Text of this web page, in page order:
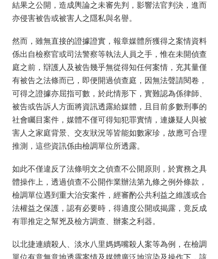
結果之公開，造成輿論之未審先判，影響法官判決，進而
亦侵害被告或被害人之隱私與名譽。
然而，雖無直接的證據證實，報章媒體所獲得之案情資料
係出自檢察官或司法警察等執法人員之手，惟在未開偵查
庭之前，辯護人及被告幾乎無從得知任何案情，充其量僅
有被告之法條而已，即便開過偵查庭，因無法聲請閱卷，
可得之證據亦屈指可數，於此情形下，實難認為係律師、
被告或告訴人方面將資訊透露給媒體，且目前多數刑事的
社會矚目案件，媒體不僅可得知犯罪實情，連嫌疑人與被
害人之家庭背景、交友狀況等皆能如數家珍，故應可合理
推測，這些資訊係由檢調單位所透露。
如此不僅違反了法條明文之偵查不公開原則，於實務之具
體操作上，透過偵查不公開作業辦法第九條之例外條款，
檢調單位遇到重大治安案件，經審酌公共利益之維護或合
法權益之保護，認有必要時，得適度公開或揭露，竟反成
有罪推定之幫兇及檢方調查、辦案之利器。
以北捷連續殺人、淡水八里媽媽嘴殺人案等為例，在檢調
單位有意無意地透露案情及媒體廣泛地渲染及操作下，該